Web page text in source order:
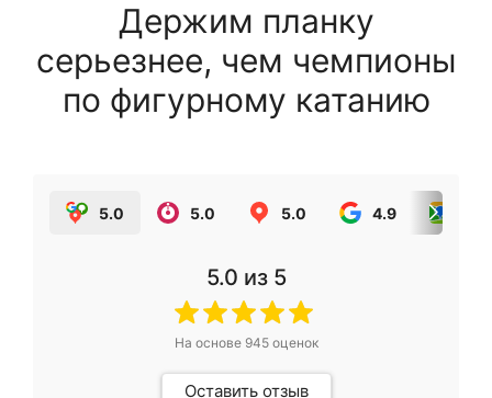
Держим планку
серьезнее, чем чемпионы
по фигурному катанию
5.0 5.0 5.0 4.9
5.0 из 5
На основе 945оценок
Оставить отзыв